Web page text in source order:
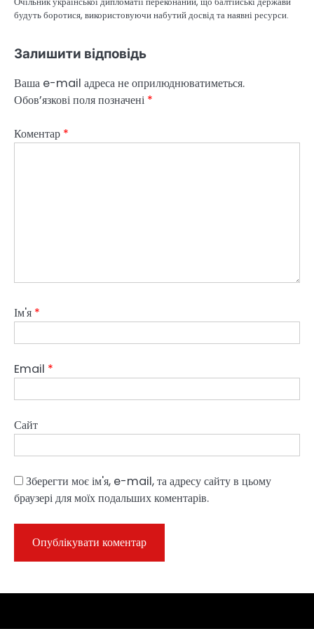
будуть боротися, використовуючи набутий досвід та наявні ресурси.
Залишити відповідь
Ваша e-mail адреса не оприлюднюватиметься.
Обов’язкові поля позначені *
Коментар *
Ім'я *
Email *
Сайт
Зберегти моє ім'я, e-mail, та адресу сайту в цьому
браузері для моїх подальших коментарів.